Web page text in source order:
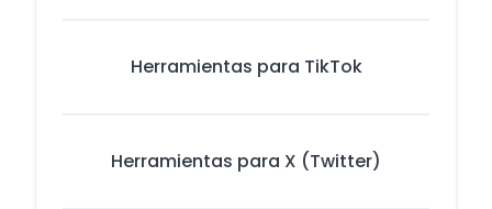
Herramientas para TikTok
Herramientas para X (Twitter)